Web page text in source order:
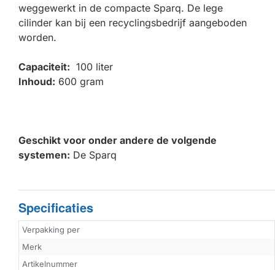
weggewerkt in de compacte Sparq. De lege
cilinder kan bij een recyclingsbedrijf aangeboden
worden.
Capaciteit: 100 liter
Inhoud: 600 gram
Geschikt voor onder andere de volgende
systemen: De Sparq
Specificaties
Verpakking per
Merk
Artikelnummer